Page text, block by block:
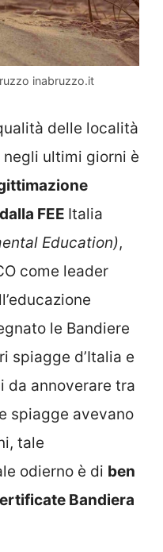
inabruzzo.it
delle località
ultimi giorni è
FEE Italia
Education),
come leader
le Bandiere
spiagge d’Italia e
da annoverare tra
spiagge avevano
tale
odierno è di ben
Bandiera